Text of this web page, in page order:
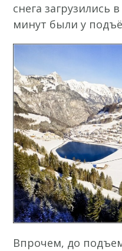
снега загрузились
минут были у
Впрочем, до